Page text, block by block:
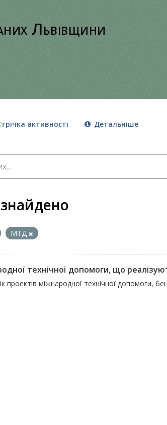
Львівщини
активності Детальніше
МТД
технічної допомоги, що
проектів міжнародної технічної допомоги,